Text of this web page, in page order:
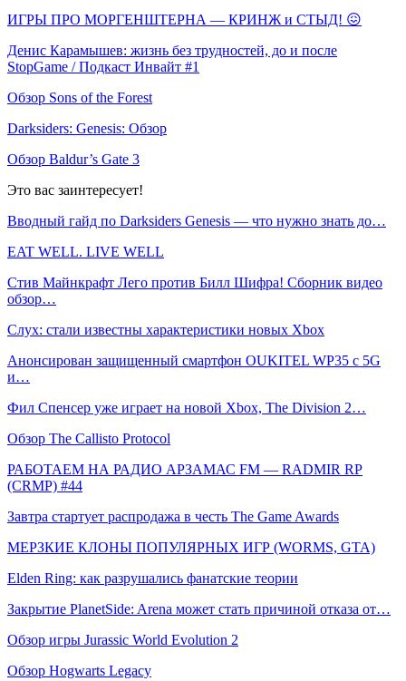
ИГРЫ ПРО МОРГЕНШТЕРНА — КРИНЖ и СТЫД! 😖
Денис Карамышев: жизнь без трудностей, до и после
StopGame / Подкаст Инвайт #1
Обзор Sons of the Forest
Darksiders: Genesis: Обзор
Обзор Baldur’s Gate 3
Это вас заинтересует!
Вводный гайд по Darksiders Genesis — что нужно знать до…
EAT WELL. LIVE WELL
Стив Майнкрафт Лего против Билл Шифра! Сборник видео
обзор…
Слух: стали известны характеристики новых Xbox
Анонсирован защищенный смартфон OUKITEL WP35 с 5G
и…
Фил Спенсер уже играет на новой Xbox, The Division 2…
Обзор The Callisto Protocol
РАБОТАЕМ НА РАДИО АРЗАМАС FM — RADMIR RP
(CRMP) #44
Завтра стартует распродажа в честь The Game Awards
МЕРЗКИЕ КЛОНЫ ПОПУЛЯРНЫХ ИГР (WORMS, GTA)
Elden Ring: как разрушались фанатские теории
Закрытие PlanetSide: Arena может стать причиной отказа от…
Обзор игры Jurassic World Evolution 2
Обзор Hogwarts Legacy